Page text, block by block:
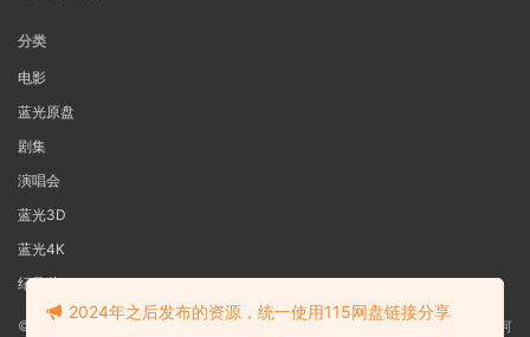
分类
电影
蓝光原盘
剧集
演唱会
蓝光3D
蓝光4K
纪录片
©2022 蓝光电影网本站资源来源于网络用户网盘投稿，本站服务器不储存任何
2024年之后发布的资源，统一使用115网盘链接分享